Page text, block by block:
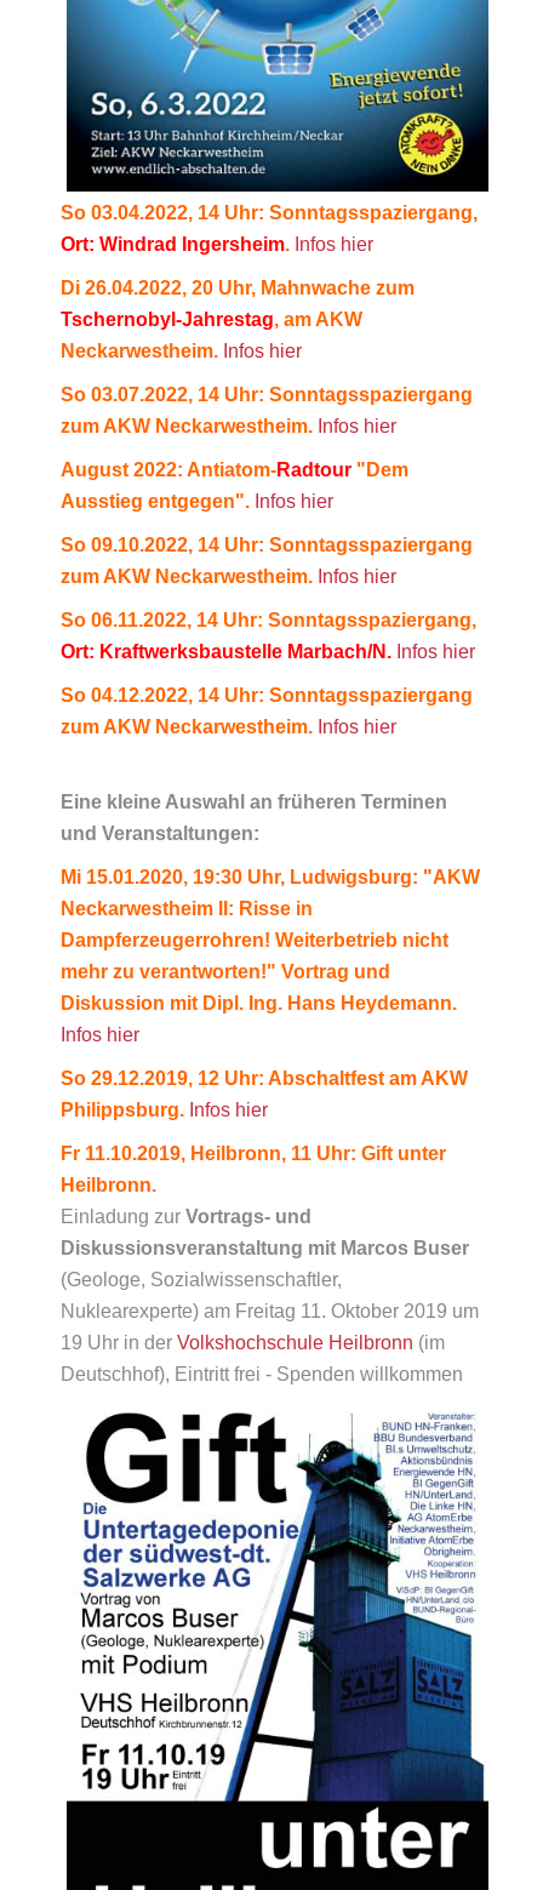
So 03.04.2022, 14 Uhr: Sonntagsspaziergang,
Ort: Windrad Ingersheim. Infos hier
Di 26.04.2022, 20 Uhr, Mahnwache zum
Tschernobyl-Jahrestag, am AKW
Neckarwestheim. Infos hier
So 03.07.2022, 14 Uhr: Sonntagsspaziergang
zum AKW Neckarwestheim. Infos hier
August 2022: Antiatom-Radtour "Dem
Ausstieg entgegen". Infos hier
So 09.10.2022, 14 Uhr: Sonntagsspaziergang
zum AKW Neckarwestheim. Infos hier
So 06.11.2022, 14 Uhr: Sonntagsspaziergang,
Ort: Kraftwerksbaustelle Marbach/N. Infos hier
So 04.12.2022, 14 Uhr: Sonntagsspaziergang
zum AKW Neckarwestheim. Infos hier
Eine kleine Auswahl an früheren Terminen
und Veranstaltungen:
Mi 15.01.2020, 19:30 Uhr, Ludwigsburg: "AKW
Neckarwestheim II: Risse in
Dampferzeugerrohren! Weiterbetrieb nicht
mehr zu verantworten!" Vortrag und
Diskussion mit Dipl. Ing. Hans Heydemann.
Infos hier
So 29.12.2019, 12 Uhr: Abschaltfest am AKW
Philippsburg. Infos hier
Fr 11.10.2019, Heilbronn, 11 Uhr: Gift unter
Heilbronn.
Einladung zur Vortrags- und
Diskussionsveranstaltung mit Marcos Buser
(Geologe, Sozialwissenschaftler,
Nuklearexperte) am Freitag 11. Oktober 2019 um
19 Uhr in der Volkshochschule Heilbronn (im
Deutschhof), Eintritt frei - Spenden willkommen